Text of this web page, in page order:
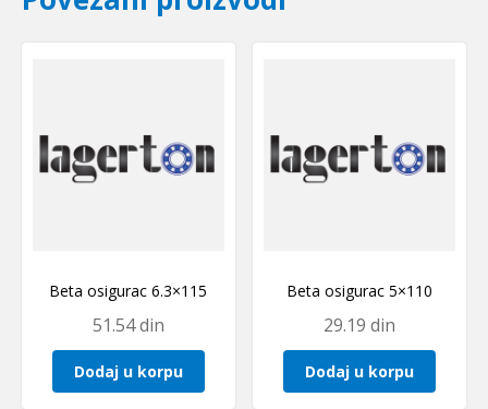
Beta osigurac 6.3×115
51.54din
Dodaj u korpu
Beta osigurac 5×110
29.19din
Dodaj u korpu